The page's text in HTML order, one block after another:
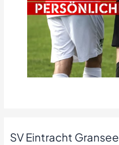
SV Eintracht Gransee